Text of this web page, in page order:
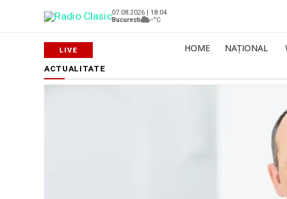
07.08.2026 | 18:04
Bucuresti
--°C
HOME NAȚIONAL
ACTUALITATE